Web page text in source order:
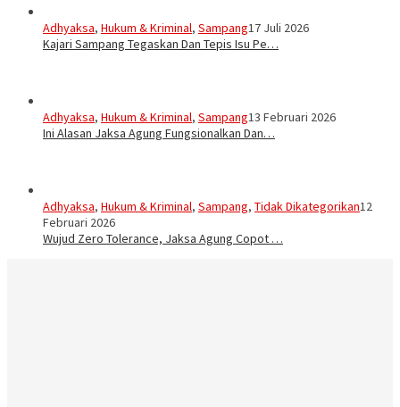
Adhyaksa, Hukum & Kriminal, Sampang17 Juli 2026
Kajari Sampang Tegaskan Dan Tepis Isu Pe…
Adhyaksa, Hukum & Kriminal, Sampang13 Februari 2026
Ini Alasan Jaksa Agung Fungsionalkan Dan…
Adhyaksa, Hukum & Kriminal, Sampang, Tidak Dikategorikan12
Februari 2026
Wujud Zero Tolerance, Jaksa Agung Copot …